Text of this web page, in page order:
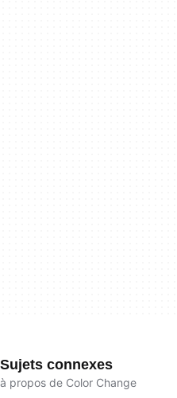
Sujets connexes
à propos de Color Change